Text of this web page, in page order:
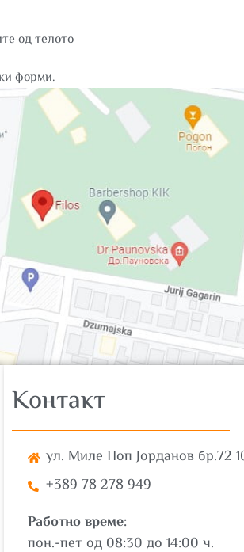
од телото
форми.
Контакт
ул. Миле Поп Јорданов бр.72
+389 78 278 949
Работно време:
пон.-пет од 08:30 до 14:00 ч.